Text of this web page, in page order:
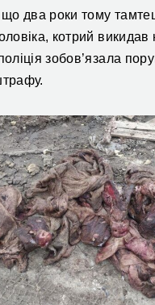
що два роки тому
котрий
зобов’язала